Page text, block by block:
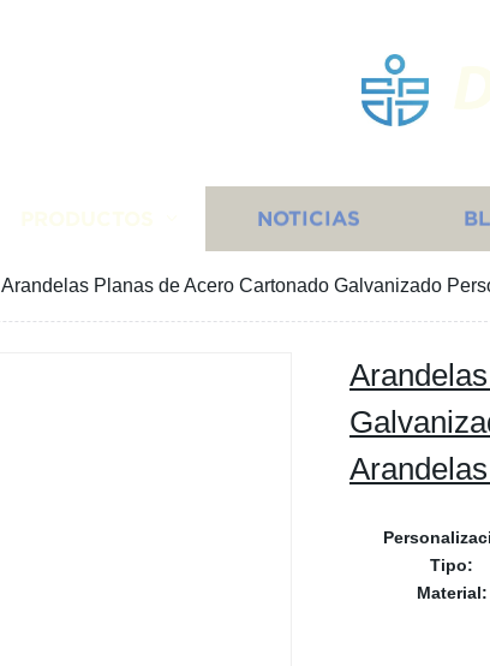
NOTICIAS
Arandelas Planas de Acero Cartonado Galvanizado
Tipo:
Material: